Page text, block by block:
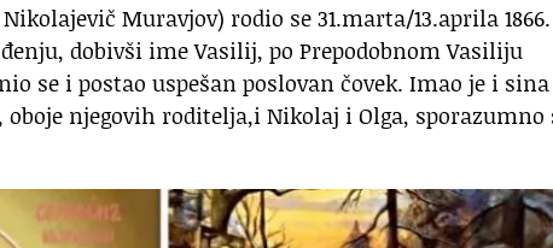
Muravjov) rodio se 31.marta/13.aprila 1866.
dobivši ime Vasilij, po Prepodobnom Vasiliju
se i postao uspešan poslovan čovek. Imao je i sina
njegovih roditelja,i Nikolaj i Olga, sporazumno